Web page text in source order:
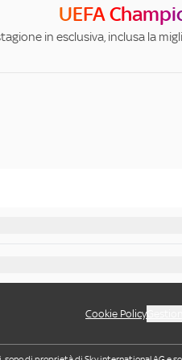
UEFA
in esclusiva, inclusa la
Cookie Policy